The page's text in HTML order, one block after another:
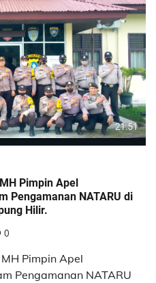
Pimpin Apel
Pengamanan NATARU di
Hilir.
0
Pimpin Apel
Pengamanan NATARU